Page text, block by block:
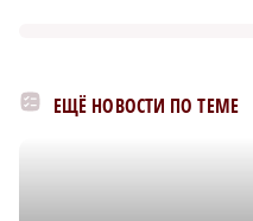
ЕЩЁ НОВОСТИ ПО ТЕМЕ